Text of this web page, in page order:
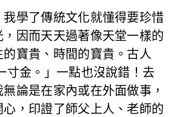
學了傳統文化就懂得要珍惜
因而天天過著像天堂一樣的
寶貴、時間的寶貴。古人
寸金。」一點也沒說錯！去
論是在家內或在外面做事，
，印證了師父上人、老師的